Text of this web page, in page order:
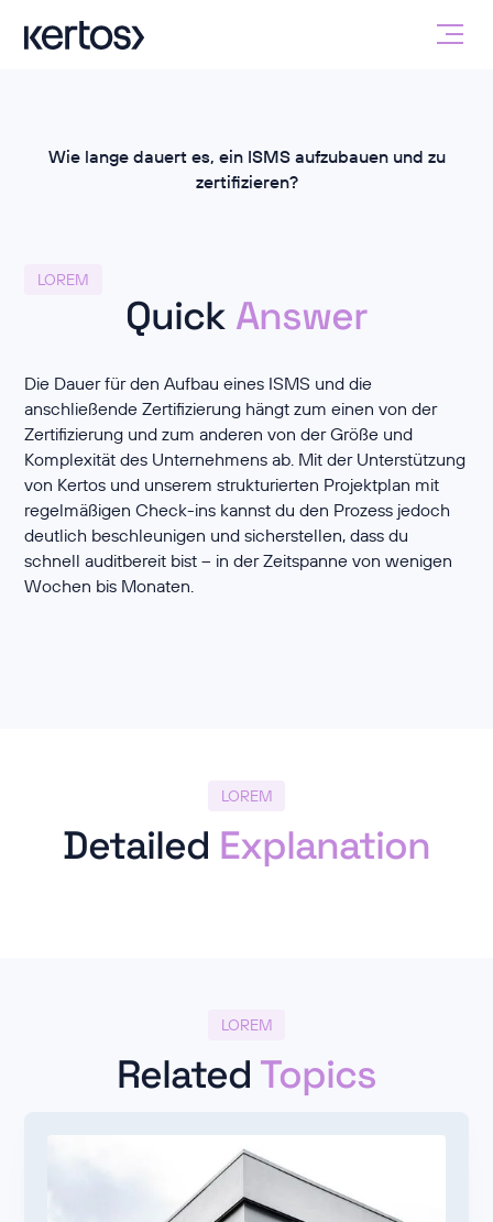
Wie lange dauert es, ein ISMS aufzubauen und zu
zertifizieren?
LOREM
Quick Answer
Die Dauer für den Aufbau eines ISMS und die
anschließende Zertifizierung hängt zum einen von der
Zertifizierung und zum anderen von der Größe und
Komplexität des Unternehmens ab. Mit der Unterstützung
von Kertos und unserem strukturierten Projektplan mit
regelmäßigen Check-ins kannst du den Prozess jedoch
deutlich beschleunigen und sicherstellen, dass du
schnell auditbereit bist – in der Zeitspanne von wenigen
Wochen bis Monaten.
LOREM
Detailed Explanation
LOREM
Related Topics